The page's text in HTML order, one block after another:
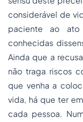
considerável de
paciente ao
conhecidas
Ainda que a
não traga riscos
que venha a
vida, há que ter
cada pessoa.